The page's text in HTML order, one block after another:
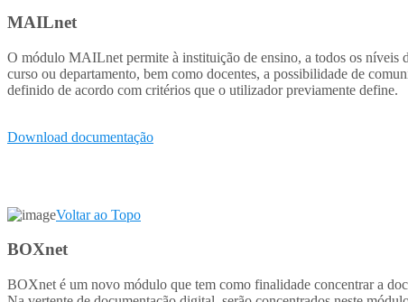
MAILnet
O módulo MAILnet permite à instituição de ensino, a todos os níveis
curso ou departamento, bem como docentes, a possibilidade de
definido de acordo com critérios que o utilizador previamente define.
Download documentação
Voltar ao Topo
BOXnet
BOXnet é um novo módulo que tem como finalidade concentrar a